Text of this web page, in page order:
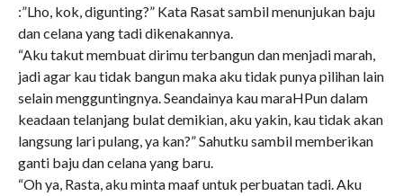
:”Lho, kok, digunting?” Kata Rasat sambil menunjukan baju
dan celana yang tadi dikenakannya.
“Aku takut membuat dirimu terbangun dan menjadi marah,
jadi agar kau tidak bangun maka aku tidak punya pilihan lain
selain mengguntingnya. Seandainya kau maraHPun dalam
keadaan telanjang bulat demikian, aku yakin, kau tidak akan
langsung lari pulang, ya kan?” Sahutku sambil memberikan
ganti baju dan celana yang baru.
“Oh ya, Rasta, aku minta maaf untuk perbuatan tadi. Aku